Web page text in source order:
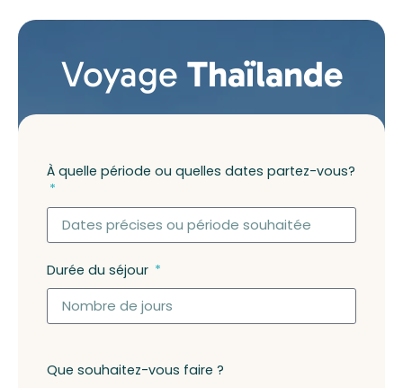
Voyage Thaïlande
À quelle période ou quelles dates partez-vous?
Durée du séjour
Que souhaitez-vous faire ?